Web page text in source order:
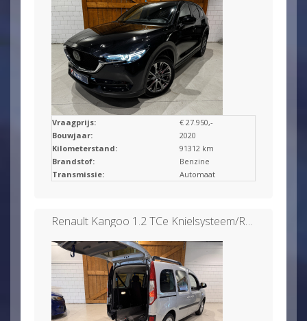
Vraagprijs:
€ 27.950,-
Bouwjaar:
2020
Kilometerstand:
91312 km
Brandstof:
Benzine
Transmissie:
Automaat
Renault Kangoo 1.2 TCe Knielsysteem/Rolstoel/Invalide